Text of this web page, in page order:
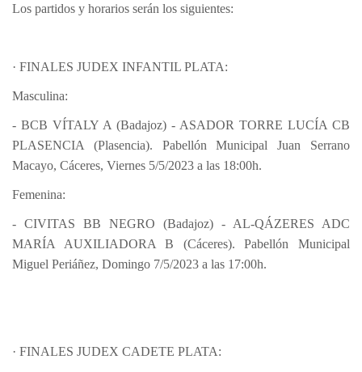
Los partidos y horarios serán los siguientes:
· FINALES JUDEX INFANTIL PLATA:
Masculina:
- BCB VÍTALY A (Badajoz) - ASADOR TORRE LUCÍA CB
PLASENCIA (Plasencia). Pabellón Municipal Juan Serrano
Macayo, Cáceres, Viernes 5/5/2023 a las 18:00h.
Femenina:
- CIVITAS BB NEGRO (Badajoz) - AL-QÁZERES ADC
MARÍA AUXILIADORA B (Cáceres). Pabellón Municipal
Miguel Periáñez, Domingo 7/5/2023 a las 17:00h.
· FINALES JUDEX CADETE PLATA: